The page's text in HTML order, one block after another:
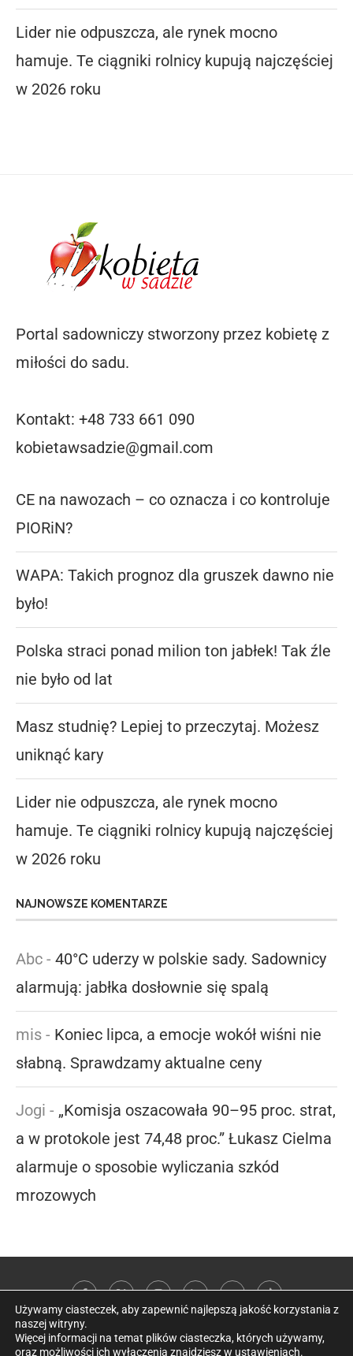
Lider nie odpuszcza, ale rynek mocno
hamuje. Te ciągniki rolnicy kupują najczęściej
w 2026 roku
Portal sadowniczy stworzony przez kobietę z
miłości do sadu.
Kontakt: +48 733 661 090
kobietawsadzie@gmail.com
CE na nawozach – co oznacza i co kontroluje
PIORiN?
WAPA: Takich prognoz dla gruszek dawno nie
było!
Polska straci ponad milion ton jabłek! Tak źle
nie było od lat
Masz studnię? Lepiej to przeczytaj. Możesz
uniknąć kary
Lider nie odpuszcza, ale rynek mocno
hamuje. Te ciągniki rolnicy kupują najczęściej
w 2026 roku
NAJNOWSZE KOMENTARZE
Abc - 40°C uderzy w polskie sady. Sadownicy
alarmują: jabłka dosłownie się spalą
mis - Koniec lipca, a emocje wokół wiśni nie
słabną. Sprawdzamy aktualne ceny
Jogi - „Komisja oszacowała 90–95 proc. strat,
a w protokole jest 74,48 proc.” Łukasz Cielma
alarmuje o sposobie wyliczania szkód
mrozowych
@2026 Kobieta w sadzie
Używamy ciasteczek, aby zapewnić najlepszą jakość korzystania z
naszej witryny.
Więcej informacji na temat plików ciasteczka, których używamy,
oraz możliwości ich wyłączenia znajdziesz w ustawieniach.